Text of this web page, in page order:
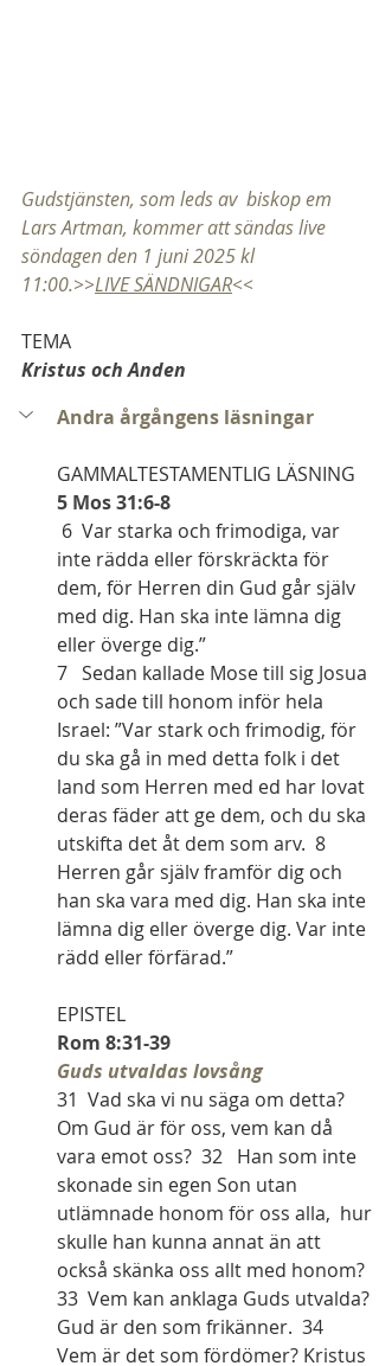
Gudstjänsten, som leds av  biskop em
Lars Artman, kommer att sändas live
söndagen den 1 juni 2025 kl
11:00.>>LIVE SÄNDNIGAR<<
TEMA
Kristus och Anden
Andra årgångens läsningar
GAMMALTESTAMENTLIG LÄSNING
5 Mos 31:6-8
inte rädda eller förskräckta för
dem, för Herren din Gud går själv
med dig. Han ska inte lämna dig
eller överge dig.”
7   Sedan kallade Mose till sig Josua
och sade till honom inför hela
Israel: ”Var stark och frimodig, för
du ska gå in med detta folk i det
land som Herren med ed har lovat
deras fäder att ge dem, och du ska
utskifta det åt dem som arv.  8
Herren går själv framför dig och
han ska vara med dig. Han ska inte
lämna dig eller överge dig. Var inte
rädd eller förfärad.”
EPISTEL
Rom 8:31-39
Guds utvaldas lovsång
31  Vad ska vi nu säga om detta?
Om Gud är för oss, vem kan då
vara emot oss?  32   Han som inte
skonade sin egen Son utan
utlämnade honom för oss alla,  hur
skulle han kunna annat än att
också skänka oss allt med honom?
33  Vem kan anklaga Guds utvalda?
Gud är den som frikänner.  34
Vem är det som fördömer? Kristus